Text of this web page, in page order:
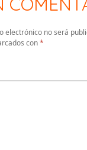
electrónico no será
con*